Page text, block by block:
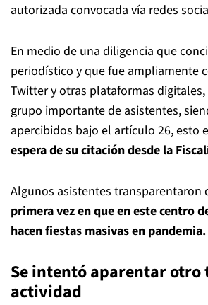
autorizada convocada vía redes
En medio de una diligencia que
periodístico y que fue ampliamente
Twitter y otras plataformas
grupo importante de asistentes,
apercibidos bajo el artículo 26, esto
espera de su citación desde la
Algunos asistentes transparentaron
primera vez en que en este centro
hacen fiestas masivas en pandemia.
Se intentó aparentar otro
actividad